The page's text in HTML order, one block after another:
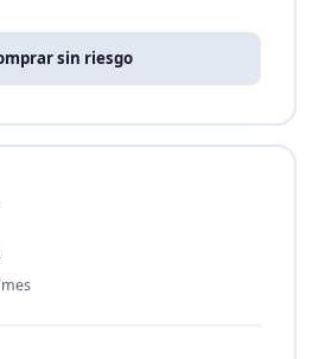
sin riesgo